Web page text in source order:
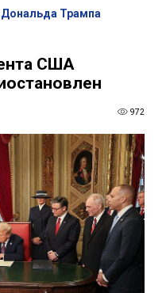
Трампа
США
972